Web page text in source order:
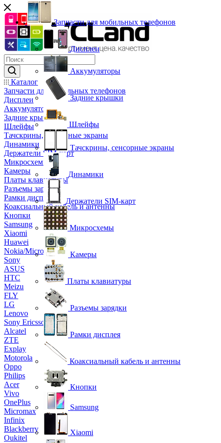
Каталог
Запчасти для мобильных телефонов
Дисплеи
Аккумуляторы
Задние крышки
Шлейфы
Тачскрины, сенсорные экраны
Динамики
Держатели SIM-карт
Микросхемы
Камеры
Платы клавиатуры
Разъемы зарядки
Рамки дисплея
Коаксиальный кабель и антенны
Кнопки
Samsung
Xiaomi
Huawei
Nokia/Microsoft
Sony
ASUS
HTC
Meizu
FLY
LG
Lenovo
Sony Ericsson
Alcatel
ZTE
Explay
Motorola
Oppo
Philips
Acer
Vivo
OnePlus
Micromax
Infinix
Blackberry
Oukitel
Запчасти для мобильных телефонов
Дисплеи
Аккумуляторы
Задние крышки
Шлейфы
Тачскрины, сенсорные экраны
Динамики
Держатели SIM-карт
Микросхемы
Камеры
Платы клавиатуры
Разъемы зарядки
Рамки дисплея
Коаксиальный кабель и антенны
Кнопки
Samsung
Xiaomi